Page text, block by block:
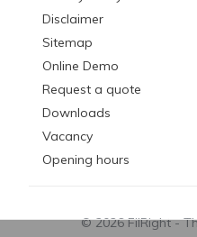
Disclaimer
Sitemap
Online Demo
Request a quote
Downloads
Vacancy
Opening hours
© 2026 FilRight -